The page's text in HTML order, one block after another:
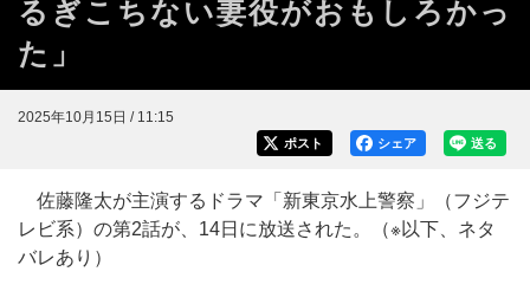
るぎこちない妻役がおもしろかっ
た」
2025年10月15日 / 11:15
送る
シェア
ポスト
佐藤隆太が主演するドラマ「新東京水上警察」（フジテ
レビ系）の第2話が、14日に放送された。（※以下、ネタ
バレあり）